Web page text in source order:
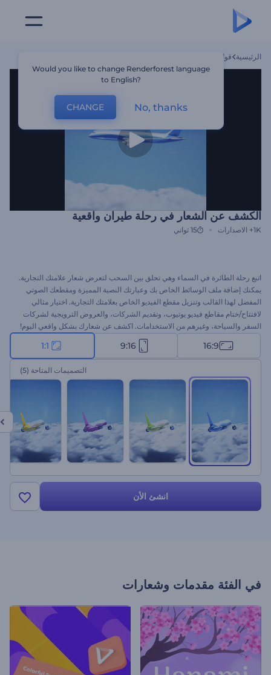
الرئيسية قوالب
الكشف عن الشعار في رحلة طيران واقعية
1K+ الاصدارات 15 ثواني
اتبع رحلة الطائرة في السماء وهي تحلق بين السحب لتعرض شعار علامتك التجارية.
يمكنك إضافة ملف الوسائط الخاص بك وعبارتك النصية المميزة ومقطعك الصوتي
المفضل لهذا القالب وتنزيل مقطع الفيديو الخاص بعلامتك التجارية. اختيار مثالي
لافتتاح/ختام مقاطع فيديو يوتيوب، وتقديم الشركات، والعروض الترويجية لشركات
السفر والسياحة، وغيرهم من الاستخدامات. اكشف عن شعارك بشكل واقعي اليوم!
16:9
9:16
1:1
التصميمات المتاحة (5)
انشئ الأن
في الفئة مقدمات وشعارات
Would you like to change Renderforest language
to English?
CHANGE No, thanks